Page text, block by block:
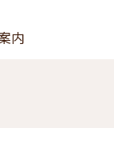
内